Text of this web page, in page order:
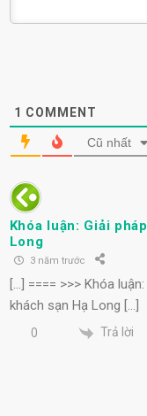
1 COMMENT
Cũ nhất
Khóa luận: Giải
Long
3 năm trước
[…] ==== >>> Khóa
khách sạn Hạ Long […]
0 Trả lời